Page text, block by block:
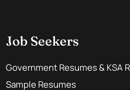
Job Seekers
Government Resumes & KSA
Sample Resumes